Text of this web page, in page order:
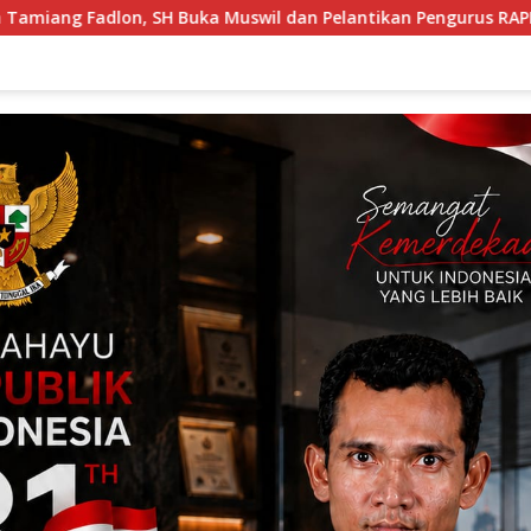
Pelantikan Pengurus RAPI Aceh Tamiang 2026, Tegaskan